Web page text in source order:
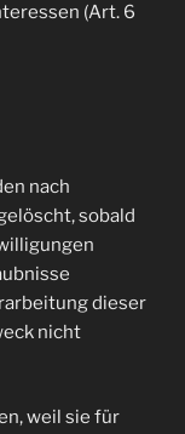
(Art. 6
nach
sobald
dieser
nicht
weil sie für